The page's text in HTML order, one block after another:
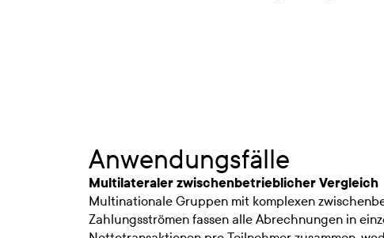
Anwendungsfälle
Multilateraler zwischenbetrieblicher Vergleich
Multinationale Gruppen mit komplexen
Zahlungsströmen fassen alle Abrechnungen in